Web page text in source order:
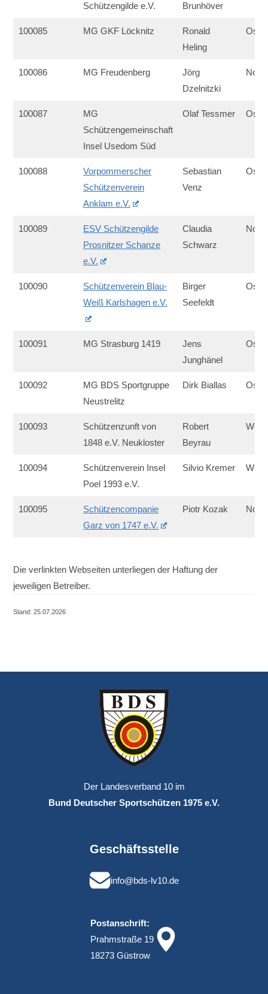
Schützengilde e.V.
Brunhöver
100085 MG GKF Löcknitz
Ronald
Heling
Ost
100086 MG Freudenberg
Jörg
Dzelnitzki
Nord
100087
MG
Schützengemeinschaft
Insel Usedom Süd
Olaf Tessmer Ost
100088
Vorpommerscher
Schützenverein
Anklam e.V.
Sebastian
Venz
Ost
100089
ESV Schützengilde
Prosnitzer Schanze
e.V.
Claudia
Schwarz
Nord
100090
Schützenverein Blau-
Weiß Karlshagen e.V.
Birger
Seefeldt
Ost
100091 MG Strasburg 1419
Jens
Junghänel
Ost
100092
MG BDS Sportgruppe
Neustrelitz
Dirk Biallas Ost
100093
Schützenzunft von
1848 e.V. Neukloster
Robert
Beyrau
West
100094
Schützenverein Insel
Poel 1993 e.V.
Silvio Kremer West
100095
Schützencompanie
Garz von 1747 e.V.
Piotr Kozak Nord
Die verlinkten Webseiten unterliegen der Haftung der
jeweiligen Betreiber.
Stand: 25.07.2026
Der Landesverband 10 im
Bund Deutscher Sportschützen 1975 e.V.
Geschäftsstelle
info@bds-lv10.de
Postanschrift:
Prahmstraße 19
18273 Güstrow